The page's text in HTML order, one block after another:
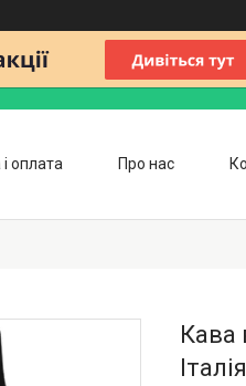
оплата Про нас
Кава